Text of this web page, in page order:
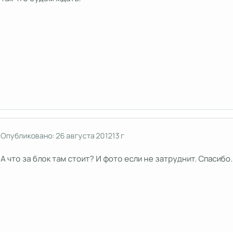
Опубликовано:26 августа 201213 г
А что за блок там стоит? И фото если не затруднит. Спасибо.